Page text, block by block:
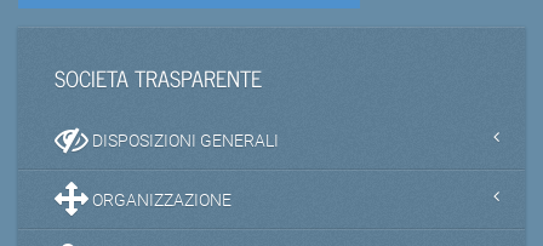
SOCIETA TRASPARENTE
DISPOSIZIONI GENERALI
ORGANIZZAZIONE